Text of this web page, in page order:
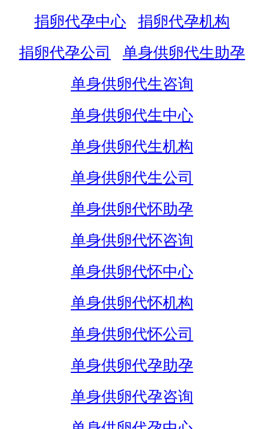
捐卵代孕中心
捐卵代孕机构
捐卵代孕公司
单身供卵代生助孕
单身供卵代生咨询
单身供卵代生中心
单身供卵代生机构
单身供卵代生公司
单身供卵代怀助孕
单身供卵代怀咨询
单身供卵代怀中心
单身供卵代怀机构
单身供卵代怀公司
单身供卵代孕助孕
单身供卵代孕咨询